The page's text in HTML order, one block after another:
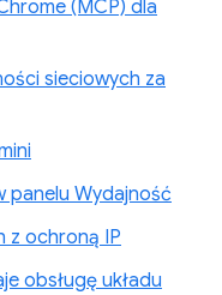
(MCP) dla
sieciowych za
panelu Wydajność
z ochroną IP
obsługę układu